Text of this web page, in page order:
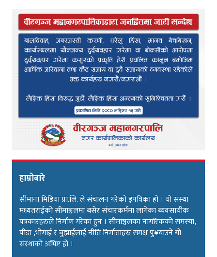
हाम्रोबारे
सीमाना मिडिया प्रा.लि. ले संचालन गरेको इपत्रिका हो । यो संस्था
मध्यतराईको सीमाञ्चलमा बसेर संचारकर्ममा लागेका ब्यवसायीक
पत्रकारहरुले निर्माण गरेका हुन । सीमाञ्चलका नागरिकको समस्या,
पीडा ,भोगाई र बुझाईलाई नीति निर्माताहरु समक्ष पु¥याउने यो
संस्थाको अभिष्ट हो ।